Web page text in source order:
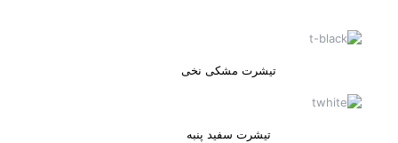
تیشرت مشکی نخی
تیشرت سفید پنبه